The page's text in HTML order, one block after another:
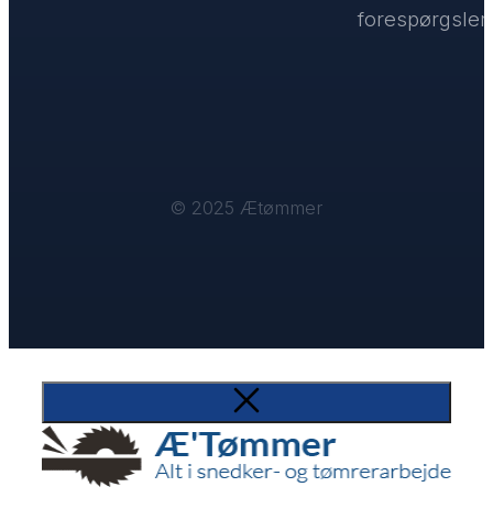
forespørgsler.
© 2025 Ætømmer